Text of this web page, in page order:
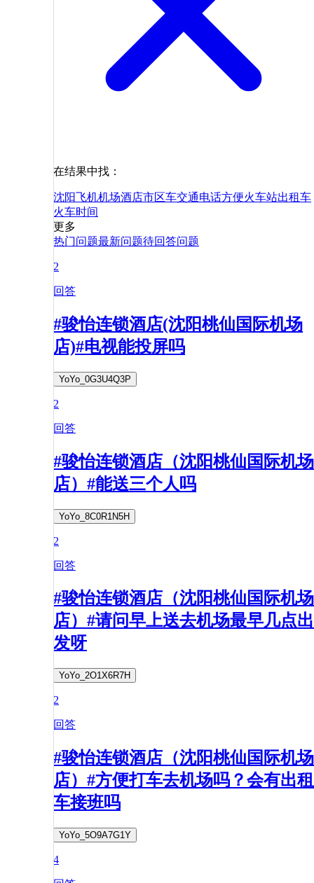
在结果中找：
沈阳飞机机场酒店市区车交通电话方便火车站出租车
火车时间
更多
热门问题最新问题待回答问题
2
回答
#骏怡连锁酒店(沈阳桃仙国际机场
店)#电视能投屏吗
YoYo_0G3U4Q3P
2
回答
#骏怡连锁酒店（沈阳桃仙国际机场
店）#能送三个人吗
YoYo_8C0R1N5H
2
回答
#骏怡连锁酒店（沈阳桃仙国际机场
店）#请问早上送去机场最早几点出
发呀
YoYo_2O1X6R7H
2
回答
#骏怡连锁酒店（沈阳桃仙国际机场
店）#方便打车去机场吗？会有出租
车接班吗
YoYo_5O9A7G1Y
4